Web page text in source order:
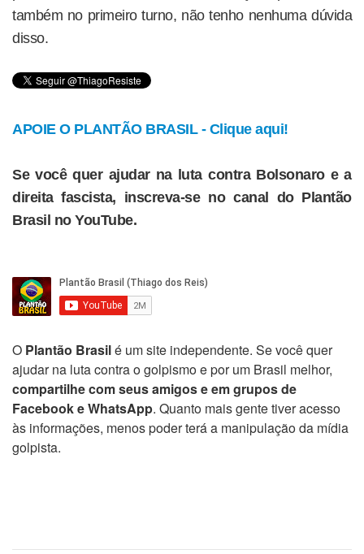
também no primeiro turno, não tenho nenhuma dúvida
disso.
APOIE O PLANTÃO BRASIL - Clique aqui!
Se você quer ajudar na luta contra Bolsonaro e a
direita fascista, inscreva-se no canal do Plantão
Brasil no YouTube.
O Plantão Brasilé um site independente. Se você quer
ajudar na luta contra o golpismo e por um Brasil melhor,
compartilhe com seus amigos e em grupos de
Facebook e WhatsApp. Quanto mais gente tiver acesso
às informações, menos poder terá a manipulação da mídia
golpista.